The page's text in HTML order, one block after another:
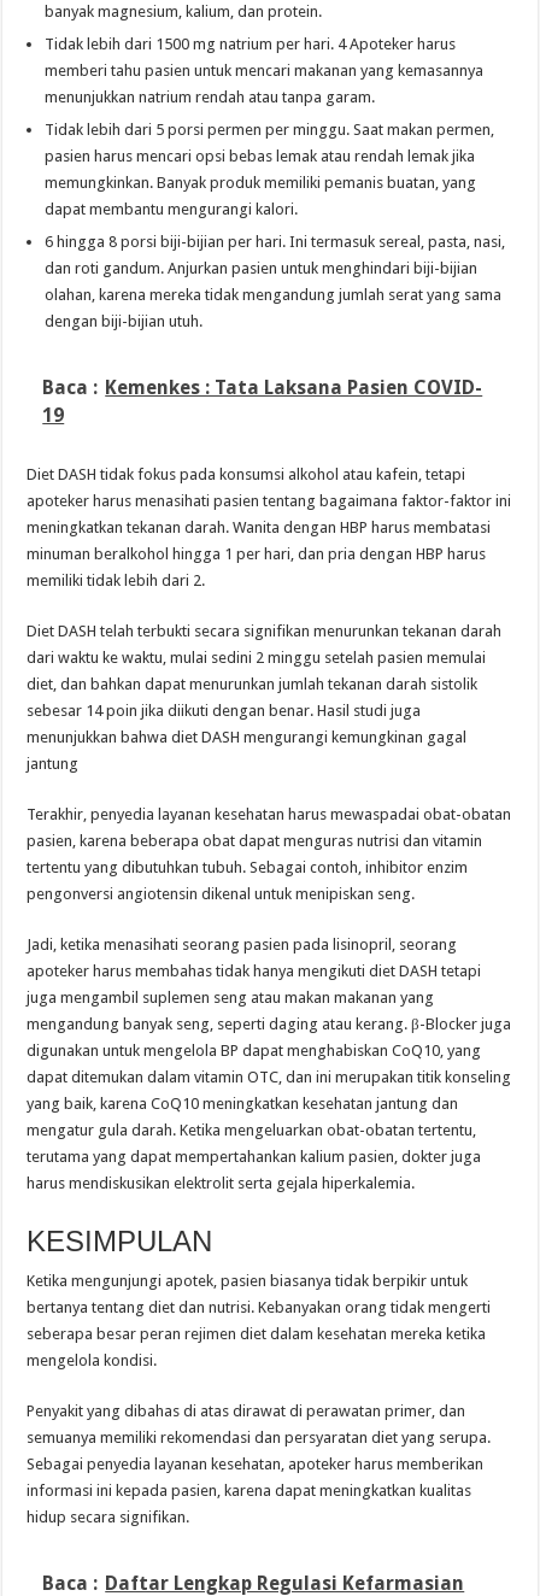
banyak magnesium, kalium, dan protein.
Tidak lebih dari 1500 mg natrium per hari. 4 Apoteker harus
memberi tahu pasien untuk mencari makanan yang kemasannya
menunjukkan natrium rendah atau tanpa garam.
Tidak lebih dari 5 porsi permen per minggu. Saat makan permen,
pasien harus mencari opsi bebas lemak atau rendah lemak jika
memungkinkan. Banyak produk memiliki pemanis buatan, yang
dapat membantu mengurangi kalori.
6 hingga 8 porsi biji-bijian per hari. Ini termasuk sereal, pasta, nasi,
dan roti gandum. Anjurkan pasien untuk menghindari biji-bijian
olahan, karena mereka tidak mengandung jumlah serat yang sama
dengan biji-bijian utuh.
Baca : Kemenkes : Tata Laksana Pasien COVID-
19
Diet DASH tidak fokus pada konsumsi alkohol atau kafein, tetapi
apoteker harus menasihati pasien tentang bagaimana faktor-faktor ini
meningkatkan tekanan darah. Wanita dengan HBP harus membatasi
minuman beralkohol hingga 1 per hari, dan pria dengan HBP harus
memiliki tidak lebih dari 2.
Diet DASH telah terbukti secara signifikan menurunkan tekanan darah
dari waktu ke waktu, mulai sedini 2 minggu setelah pasien memulai
diet, dan bahkan dapat menurunkan jumlah tekanan darah sistolik
sebesar 14 poin jika diikuti dengan benar. Hasil studi juga
menunjukkan bahwa diet DASH mengurangi kemungkinan gagal
jantung
Terakhir, penyedia layanan kesehatan harus mewaspadai obat-obatan
pasien, karena beberapa obat dapat menguras nutrisi dan vitamin
tertentu yang dibutuhkan tubuh. Sebagai contoh, inhibitor enzim
pengonversi angiotensin dikenal untuk menipiskan seng.
Jadi, ketika menasihati seorang pasien pada lisinopril, seorang
apoteker harus membahas tidak hanya mengikuti diet DASH tetapi
juga mengambil suplemen seng atau makan makanan yang
mengandung banyak seng, seperti daging atau kerang. β-Blocker juga
digunakan untuk mengelola BP dapat menghabiskan CoQ10, yang
dapat ditemukan dalam vitamin OTC, dan ini merupakan titik konseling
yang baik, karena CoQ10 meningkatkan kesehatan jantung dan
mengatur gula darah. Ketika mengeluarkan obat-obatan tertentu,
terutama yang dapat mempertahankan kalium pasien, dokter juga
harus mendiskusikan elektrolit serta gejala hiperkalemia.
KESIMPULAN
Ketika mengunjungi apotek, pasien biasanya tidak berpikir untuk
bertanya tentang diet dan nutrisi. Kebanyakan orang tidak mengerti
seberapa besar peran rejimen diet dalam kesehatan mereka ketika
mengelola kondisi.
Penyakit yang dibahas di atas dirawat di perawatan primer, dan
semuanya memiliki rekomendasi dan persyaratan diet yang serupa.
Sebagai penyedia layanan kesehatan, apoteker harus memberikan
informasi ini kepada pasien, karena dapat meningkatkan kualitas
hidup secara signifikan.
Baca : Daftar Lengkap Regulasi Kefarmasian